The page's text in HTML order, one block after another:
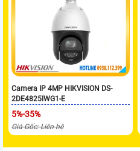
Camera IP 4MP HIKVISION DS-
2DE4825IWG1-E
5%-35%
Giá Gốc: Liên hệ